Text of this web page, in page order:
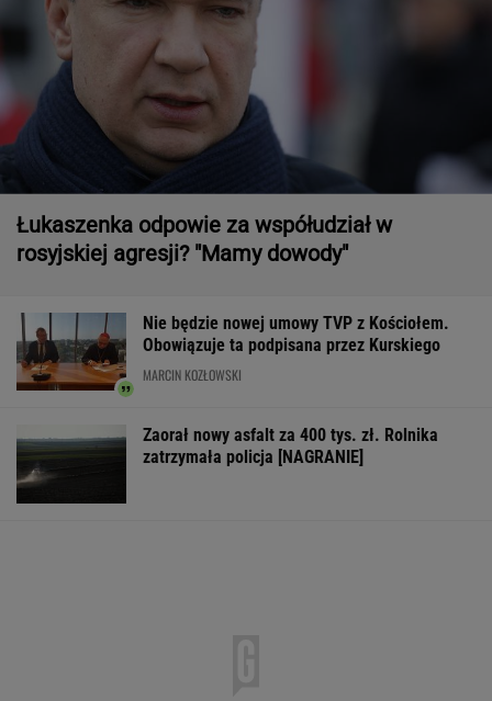
Łukaszenka odpowie za współudział w
rosyjskiej agresji? "Mamy dowody"
Nie będzie nowej umowy TVP z Kościołem.
Obowiązuje ta podpisana przez Kurskiego
MARCIN KOZŁOWSKI
Zaorał nowy asfalt za 400 tys. zł. Rolnika
zatrzymała policja [NAGRANIE]